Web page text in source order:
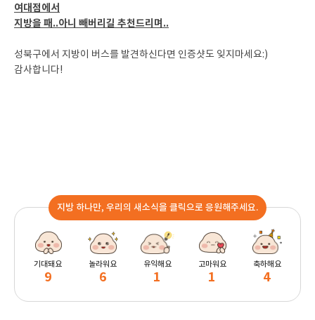
여대점에서
지방을 패..아니 빼버리길 추천드리며..
성북구에서 지방이 버스를 발견하신다면 인증샷도 잊지마세요:)
감사합니다!
지방 하나만, 우리의 새소식을 클릭으로 응원해주세요.
기대돼요
9
놀라워요
6
유익해요
1
고마워요
1
축하해요
4